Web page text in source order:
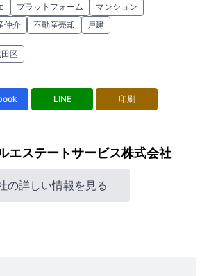
プラットフォーム
マンション
仲介 不動産売却 戸建
区
LINE 印刷
エステートサービス株式会社
の詳しい情報を見る